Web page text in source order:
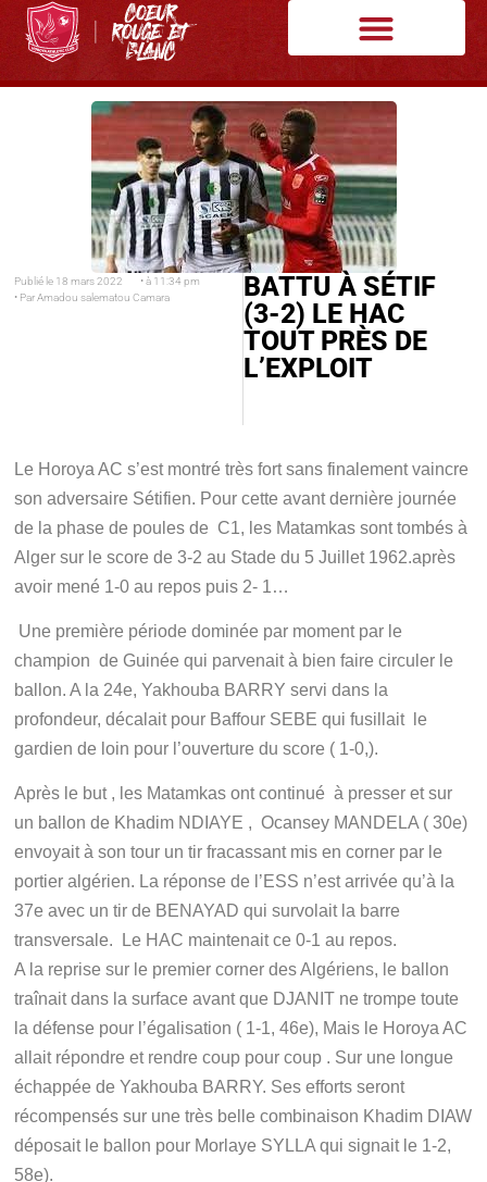
Publié le 18 mars 2022 • à 11:34 pm
• ParAmadou salematou Camara
BATTU À SÉTIF
(3-2) LE HAC
TOUT PRÈS DE
L’EXPLOIT
Le Horoya AC s’est montré très fort sans finalement vaincre
son adversaire Sétifien. Pour cette avant dernière journée
de la phase de poules de C1, les Matamkas sont tombés à
Alger sur le score de 3-2 au Stade du 5 Juillet 1962.après
avoir mené 1-0 au repos puis 2- 1…
Une première période dominée par moment par le
champion de Guinée qui parvenait à bien faire circuler le
ballon. A la 24e, Yakhouba BARRY servi dans la
profondeur, décalait pour Baffour SEBE qui fusillait le
gardien de loin pour l’ouverture du score ( 1-0,).
Après le but , les Matamkas ont continué à presser et sur
un ballon de Khadim NDIAYE , Ocansey MANDELA ( 30e)
envoyait à son tour un tir fracassant mis en corner par le
portier algérien. La réponse de l’ESS n’est arrivée qu’à la
37e avec un tir de BENAYAD qui survolait la barre
transversale. Le HAC maintenait ce 0-1 au repos.
A la reprise sur le premier corner des Algériens, le ballon
traînait dans la surface avant que DJANIT ne trompe toute
la défense pour l’égalisation ( 1-1, 46e), Mais le Horoya AC
allait répondre et rendre coup pour coup . Sur une longue
échappée de Yakhouba BARRY. Ses efforts seront
récompensés sur une très belle combinaison Khadim DIAW
déposait le ballon pour Morlaye SYLLA qui signait le 1-2,
58e).